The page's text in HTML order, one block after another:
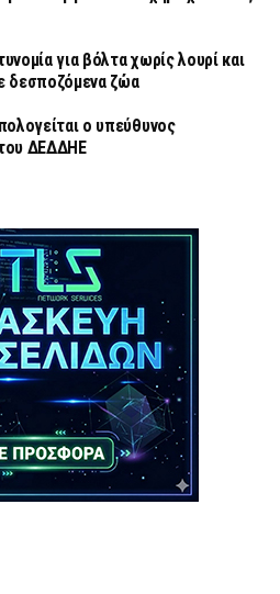
για βόλτα χωρίς λουρί και
δεσποζόμενα ζώα
ο υπεύθυνος
ΔΕΔΔΗΕ